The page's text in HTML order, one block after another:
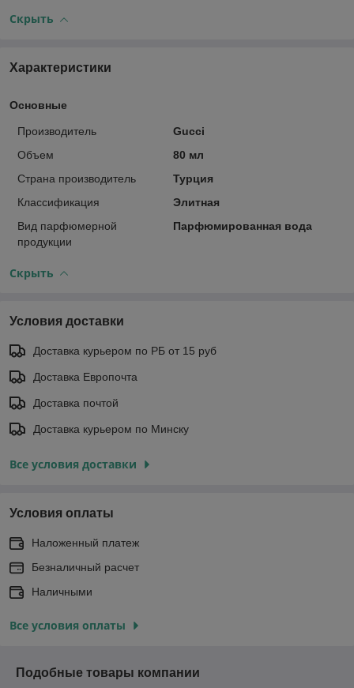
Скрыть
Характеристики
Основные
Производитель
Gucci
Объем
80 мл
Страна производитель
Турция
Классификация
Элитная
Вид парфюмерной
продукции
Парфюмированная вода
Скрыть
Условия доставки
Доставка курьером по РБ от 15 руб
Доставка Европочта
Доставка почтой
Доставка курьером по Минску
Все условия доставки
Условия оплаты
Наложенный платеж
Безналичный расчет
Наличными
Все условия оплаты
Подобные товары компании